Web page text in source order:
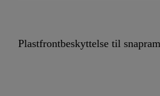
Plastfrontbeskyttelse til